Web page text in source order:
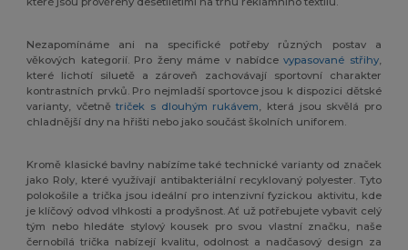
Nezapomínáme ani na specifické potřeby různých postav a
věkových kategorií. Pro ženy máme v nabídcevypasované střihy,
které lichotí siluetě a zároveň zachovávají sportovní charakter
kontrastních prvků. Pro nejmladší sportovce jsou k dispozici dětské
varianty, včetnětriček s dlouhým rukávem, která jsou skvělá pro
chladnější dny na hřišti nebo jako součást školních uniforem.
Kromě klasické bavlny nabízíme také technické varianty od značek
jako Roly, které využívají antibakteriální recyklovaný polyester. Tyto
polokošile a trička jsou ideální pro intenzivní fyzickou aktivitu, kde
je klíčový odvod vlhkosti a prodyšnost. Ať už potřebujete vybavit celý
tým nebo hledáte stylový kousek pro svou vlastní značku, naše
černobílá trička nabízejí kvalitu, odolnost a nadčasový design za